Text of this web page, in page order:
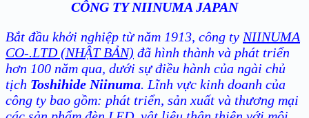
CÔNG TY NIINUMA JAPAN
Bắt đầu khởi nghiệp từ năm 1913, công ty NIINUMA
CO-.LTD (NHẬT BẢN) đã hình thành và phát triển
hơn 100 năm qua, dưới sự điều hành của ngài chủ
tịch Toshihide Niinuma. Lĩnh vực kinh doanh của
công ty bao gồm: phát triển, sản xuất và thương mại